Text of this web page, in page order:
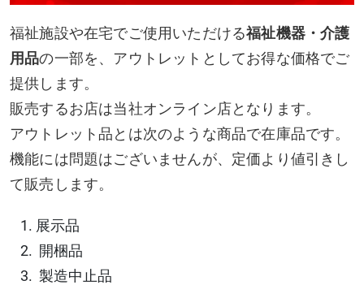
福祉施設や在宅でご使用いただける福祉機器・介護
用品の一部を、アウトレットとしてお得な価格でご
提供します。
販売するお店は当社オンライン店となります。
アウトレット品とは次のような商品で在庫品です。
機能には問題はございませんが、定価より値引きし
て販売します。
展示品
開梱品
製造中止品